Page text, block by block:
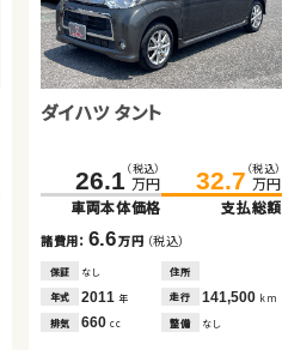
ダイハツ タント
26.1 （税込）
万円
車両本体価格
32.7 （税込）
万円
支払総額
諸費用： 6.6万円 （税込）
保証 なし
住所
年式
2011年 走行 141,500 km
排気
660cc 整備 なし
トヨタ ノア ハイブリッド
179.7 万円
車両本体価格
188.5
諸費用：8.8 万円 （税込）
保証 なし 住所 岡山県
ホンダ フリード ハイブリッド
268.7 万円
車両本体価格
279.7
諸費用：11.0 （税込）
保証 あり 住所 埼玉県